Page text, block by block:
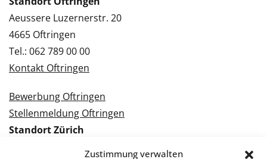
Zustimmung verwalten
Aeussere Luzernerstr. 20
4665 Oftringen
Tel.: 062 789 00 00
Kontakt Oftringen
Bewerbung Oftringen
Stellenmeldung Oftringen
Standort Zürich